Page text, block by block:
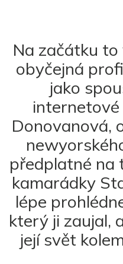
Na začátku
obyčejná
jako
internetové
Donovanová,
předplatné na
kamarádky
lépe
který ji zaujal,
její svět